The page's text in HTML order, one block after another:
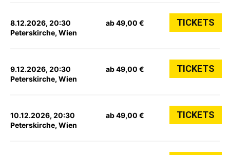
8.12.2026, 20:30
Peterskirche, Wien
ab 49,00 € TICKETS
9.12.2026, 20:30
Peterskirche, Wien
ab 49,00 € TICKETS
10.12.2026, 20:30
Peterskirche, Wien
ab 49,00 € TICKETS